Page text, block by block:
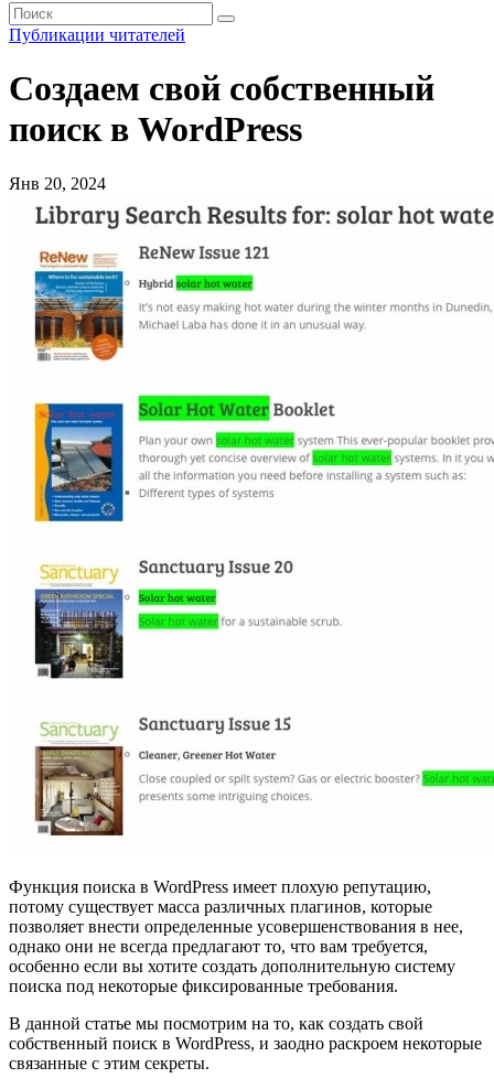
Публикации читателей
Создаем свой собственный
поиск в WordPress
Янв 20, 2024
Функция поиска в WordPress имеет плохую репутацию,
потому существует масса различных плагинов, которые
позволяет внести определенные усовершенствования в нее,
однако они не всегда предлагают то, что вам требуется,
особенно если вы хотите создать дополнительную систему
поиска под некоторые фиксированные требования.
В данной статье мы посмотрим на то, как создать свой
собственный поиск в WordPress, и заодно раскроем некоторые
связанные с этим секреты.